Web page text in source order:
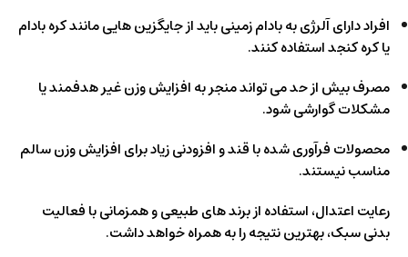
افراد دارای آلرژی به بادام‌ زمینی باید از جایگزین‌ هایی مانند کره بادام
یا کره کنجد استفاده کنند.
مصرف بیش‌ از حد می‌ تواند منجر به افزایش وزن غیر هدفمند یا
مشکلات گوارشی شود.
محصولات فرآوری‌ شده با قند و افزودنی زیاد برای افزایش وزن سالم
مناسب نیستند.
رعایت اعتدال، استفاده از برند های طبیعی و همزمانی با فعالیت
بدنی سبک، بهترین نتیجه را به همراه خواهد داشت.